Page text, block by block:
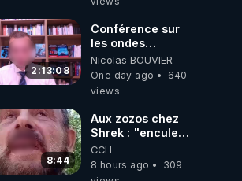
Haies
2:13:08
Conférence sur
les ondes
électromagnétiques
par Grégoire
Caustru et Bart de
Nicolas BOUVIER
One day ago
640
views
8:44
Aux zozos chez
Shrek : "encule
toi tout seul
espèce de mal
polish"
CCH
8 hours ago
309